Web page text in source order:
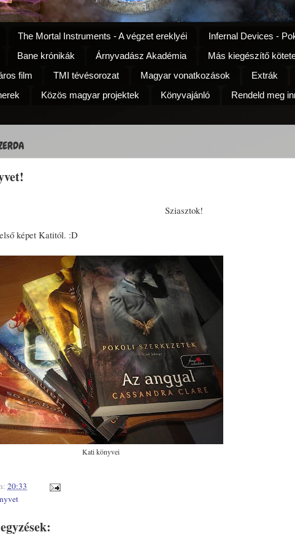
The Mortal Instruments - A végzet ereklyéi Infernal Devices -
Bane krónikák Árnyvadász Akadémia Más kiegészítő
film TMI tévésorozat Magyar vonatkozások Extrák
Közös magyar projektek Könyvajánló
Rendeld meg
Sziasztok!
képet Katitól. :D
Kati könyvei
20:33